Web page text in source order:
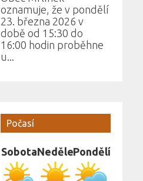
oznamuje, že v pondělí
23. března 2026 v
době od 15:30 do
16:00 hodin proběhne
u...
Počasí
SobotaNedělePondělí